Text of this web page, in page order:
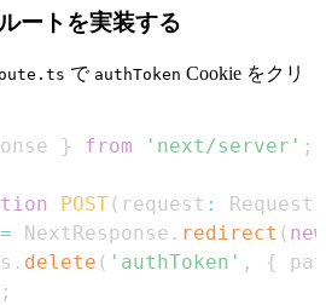
ートを実装する
で authToken Cookie をクリ
} from 'next/server' ;
POST( request : Request
= NextResponse . redirect ( new
. delete ( 'authToken' , {
;